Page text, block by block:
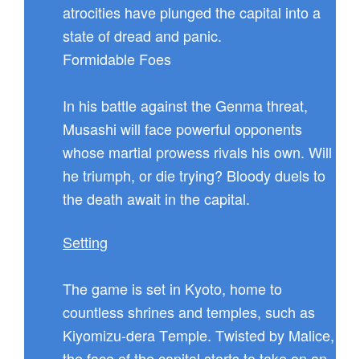
atrocities have plunged the capital into a
state of dread and panic.
Formidable Foes
In his battle against the Genma threat,
Musashi will face powerful opponents
whose martial prowess rivals his own. Will
he triumph, or die trying? Bloody duels to
the death await in the capital.
Setting
The game is set in Kyoto, home to
countless shrines and temples, such as
Kiyomizu-dera Temple. Twisted by Malice,